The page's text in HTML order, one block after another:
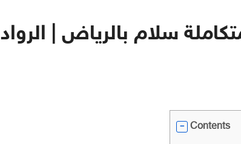
سلام بالرياض | الرواد
Contents